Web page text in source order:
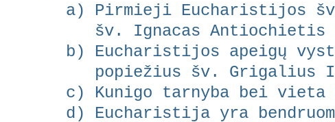
a) Pirmieji Eucharistijos
šv. Ignacas
b) Eucharistijos apeigų
popiežius šv. Grigalius
c) Kunigo tarnyba bei vieta
d) Eucharistija yra